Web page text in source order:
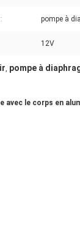
pompe à
12V
, pompe à
avec le corps en